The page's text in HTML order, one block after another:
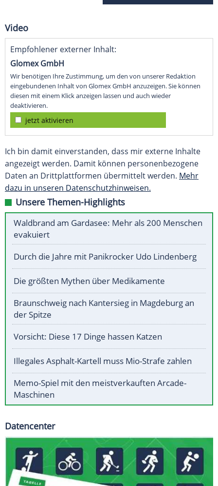
Video
Empfohlener externer Inhalt:
Glomex GmbH
Wir benötigen Ihre Zustimmung, um den von unserer Redaktion
eingebundenen Inhalt von Glomex GmbH anzuzeigen. Sie können
diesen mit einem Klick anzeigen lassen und auch wieder
deaktivieren.
jetzt aktivieren
Ich bin damit einverstanden, dass mir externe Inhalte
angezeigt werden. Damit können personenbezogene
Daten an Drittplattformen übermittelt werden. Mehr
dazu in unseren Datenschutzhinweisen.
Unsere Themen-Highlights
Waldbrand am Gardasee: Mehr als 200 Menschen
evakuiert
Durch die Jahre mit Panikrocker Udo Lindenberg
Die größten Mythen über Medikamente
Braunschweig nach Kantersieg in Magdeburg an
der Spitze
Vorsicht: Diese 17 Dinge hassen Katzen
Illegales Asphalt-Kartell muss Mio-Strafe zahlen
Memo-Spiel mit den meistverkauften Arcade-
Maschinen
Datencenter